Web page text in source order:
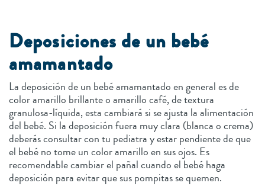
Deposiciones de un bebé
amamantado
La deposición de un bebé amamantado en general es de
color amarillo brillante o amarillo café, de textura
granulosa-líquida, esta cambiará si se ajusta la alimentación
del bebé. Si la deposición fuera muy clara (blanca o crema)
deberás consultar con tu pediatra y estar pendiente de que
el bebé no tome un color amarillo en sus ojos. Es
recomendable cambiar el pañal cuando el bebé haga
deposición para evitar que sus pompitas se quemen.